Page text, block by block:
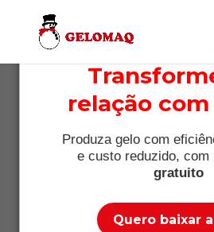
relação com
Produza gelo com
e custo reduzido, com
gratuito
Quero baixar
Gelo em cubo-1
Máquina de Gelo|nov 6,